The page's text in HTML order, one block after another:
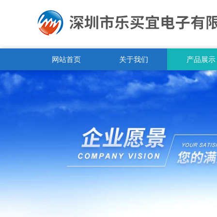
网站首页 关于我们 产品展示